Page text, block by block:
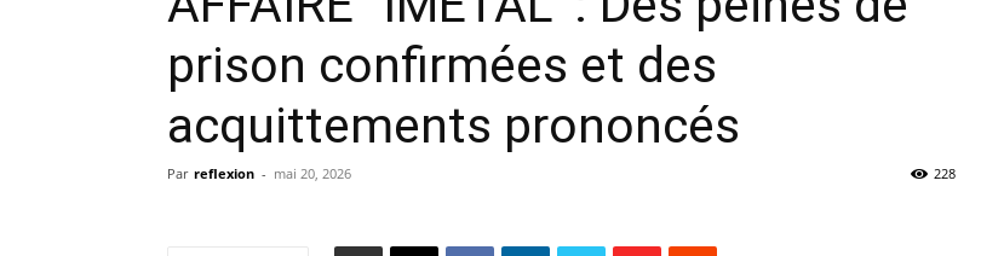
prison confirmées et des
acquittements prononcés
Par reflexion - mai 20, 2026 228